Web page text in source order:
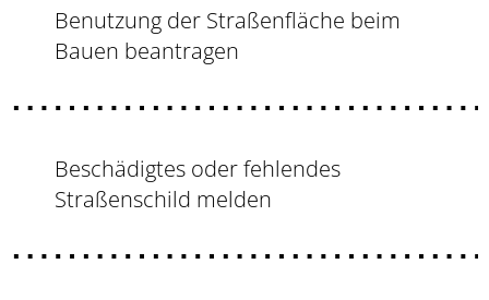
Benutzung der Straßenfläche beim
Bauen beantragen
Beschädigtes oder fehlendes
Straßenschild melden